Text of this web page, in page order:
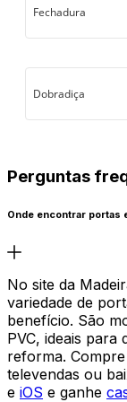
Fechadura
Dobradiça
Perguntas
Onde encontrar portas
No site da
variedade de
benefício. São
PVC, ideais para
reforma.
televendas ou
e iOS e ganhe